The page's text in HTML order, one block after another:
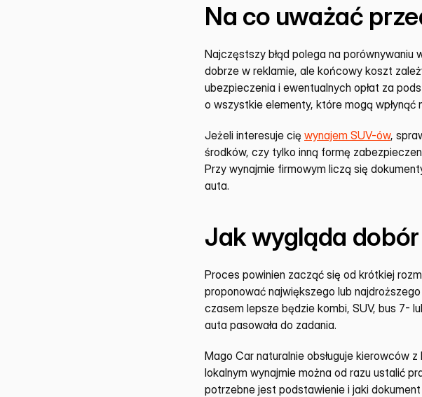
Na co uważać
Najczęstszy błąd polega na
dobrze w reklamie, ale końcowy koszt
ubezpieczenia i ewentualnych opłat za
o wszystkie elementy, które mogą wpłynąć
Jeżeli interesuje cię wynajem SUV-ów,
środków, czy tylko inną formę
Przy wynajmie firmowym liczą się
auta.
Jak wygląda
Proces powinien zacząć się od krótkiej
proponować największego lub
czasem lepsze będzie kombi, SUV, bus 7-
auta pasowała do zadania.
Mago Car naturalnie obsługuje kierowców
lokalnym wynajmie można od razu ustalić
potrzebne jest podstawienie i jaki